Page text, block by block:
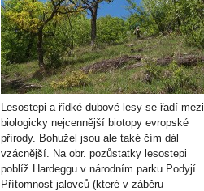
Lesostepi a řídké dubové lesy se řadí mezi
biologicky nejcennější biotopy evropské
přírody. Bohužel jsou ale také čím dál
vzácnější. Na obr. pozůstatky lesostepi
poblíž Hardeggu v národním parku Podyjí.
Přítomnost jalovců (které v záběru